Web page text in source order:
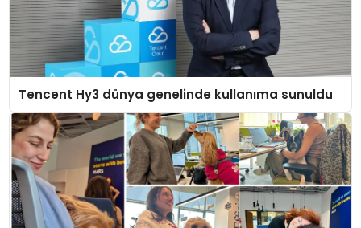
Tencent Hy3 dünya genelinde kullanıma sunuldu